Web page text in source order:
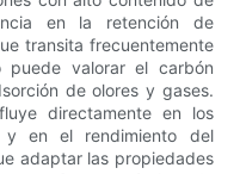
en la retención de
transita frecuentemente
puede valorar el carbón
de olores y gases.
directamente en los
y en el rendimiento del
adaptar las propiedades